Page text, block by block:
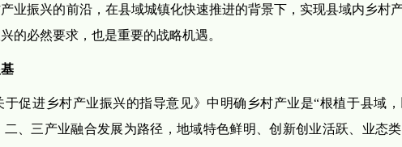
业振兴的前沿，在县域城镇化快速推进的背景下，实现县域内乡村
的必然要求，也是重要的战略机遇。
于促进乡村产业振兴的指导意见》中明确乡村产业是“根植于县域
、三产业融合发展为路径，地域特色鲜明、创新创业活跃、业态